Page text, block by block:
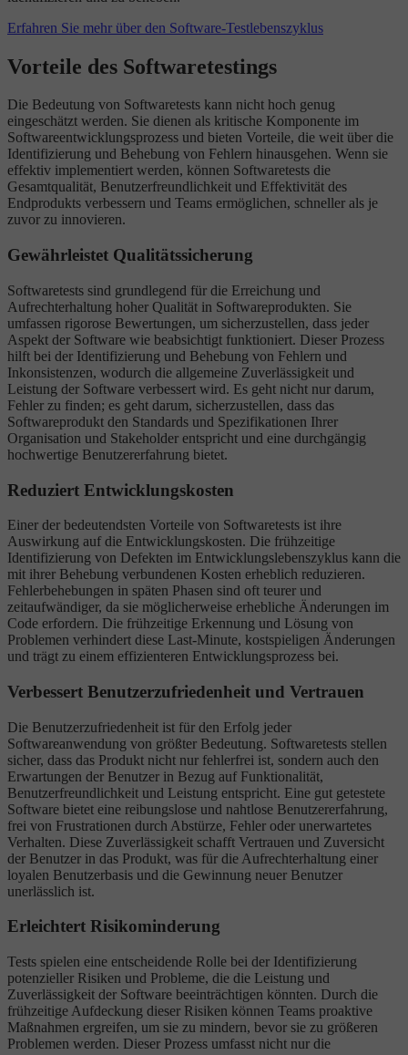
Erfahren Sie mehr über den Software-Testlebenszyklus
Vorteile des Softwaretestings
Die Bedeutung von Softwaretests kann nicht hoch genug
eingeschätzt werden. Sie dienen als kritische Komponente im
Softwareentwicklungsprozess und bieten Vorteile, die weit über die
Identifizierung und Behebung von Fehlern hinausgehen. Wenn sie
effektiv implementiert werden, können Softwaretests die
Gesamtqualität, Benutzerfreundlichkeit und Effektivität des
Endprodukts verbessern und Teams ermöglichen, schneller als je
zuvor zu innovieren.
Gewährleistet Qualitätssicherung
Softwaretests sind grundlegend für die Erreichung und
Aufrechterhaltung hoher Qualität in Softwareprodukten. Sie
umfassen rigorose Bewertungen, um sicherzustellen, dass jeder
Aspekt der Software wie beabsichtigt funktioniert. Dieser Prozess
hilft bei der Identifizierung und Behebung von Fehlern und
Inkonsistenzen, wodurch die allgemeine Zuverlässigkeit und
Leistung der Software verbessert wird. Es geht nicht nur darum,
Fehler zu finden; es geht darum, sicherzustellen, dass das
Softwareprodukt den Standards und Spezifikationen Ihrer
Organisation und Stakeholder entspricht und eine durchgängig
hochwertige Benutzererfahrung bietet.
Reduziert Entwicklungskosten
Einer der bedeutendsten Vorteile von Softwaretests ist ihre
Auswirkung auf die Entwicklungskosten. Die frühzeitige
Identifizierung von Defekten im Entwicklungslebenszyklus kann die
mit ihrer Behebung verbundenen Kosten erheblich reduzieren.
Fehlerbehebungen in späten Phasen sind oft teurer und
zeitaufwändiger, da sie möglicherweise erhebliche Änderungen im
Code erfordern. Die frühzeitige Erkennung und Lösung von
Problemen verhindert diese Last-Minute, kostspieligen Änderungen
und trägt zu einem effizienteren Entwicklungsprozess bei.
Verbessert Benutzerzufriedenheit und Vertrauen
Die Benutzerzufriedenheit ist für den Erfolg jeder
Softwareanwendung von größter Bedeutung. Softwaretests stellen
sicher, dass das Produkt nicht nur fehlerfrei ist, sondern auch den
Erwartungen der Benutzer in Bezug auf Funktionalität,
Benutzerfreundlichkeit und Leistung entspricht. Eine gut getestete
Software bietet eine reibungslose und nahtlose Benutzererfahrung,
frei von Frustrationen durch Abstürze, Fehler oder unerwartetes
Verhalten. Diese Zuverlässigkeit schafft Vertrauen und Zuversicht
der Benutzer in das Produkt, was für die Aufrechterhaltung einer
loyalen Benutzerbasis und die Gewinnung neuer Benutzer
unerlässlich ist.
Erleichtert Risikominderung
Tests spielen eine entscheidende Rolle bei der Identifizierung
potenzieller Risiken und Probleme, die die Leistung und
Zuverlässigkeit der Software beeinträchtigen könnten. Durch die
frühzeitige Aufdeckung dieser Risiken können Teams proaktive
Maßnahmen ergreifen, um sie zu mindern, bevor sie zu größeren
Problemen werden. Dieser Prozess umfasst nicht nur die